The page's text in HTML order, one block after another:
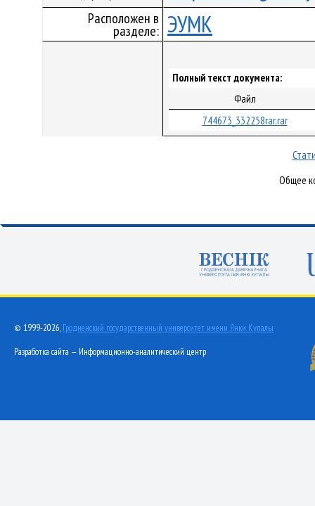
Расположен в
разделе: ЭУМК
Полный текст документа:
Файл
744673_332258rar.rar
Общее
© 1999-2026, Гродненский государственный университет имени Янки Купалы
Разработка сайта — Информационно-аналитический центр